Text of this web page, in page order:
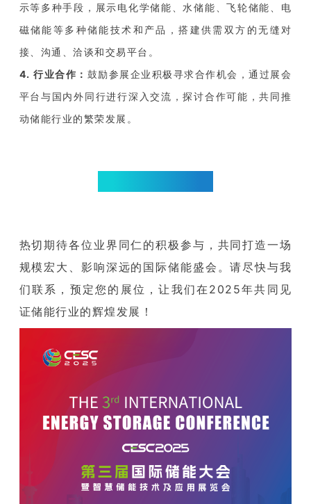
示等多种手段，展示电化学储能、水储能、飞轮储能、电
磁储能等多种储能技术和产品，搭建供需双方的无缝对
接、沟通、洽谈和交易平台。
4. 行业合作： 鼓励参展企业积极寻求合作机会，通过展会
平台与国内外同行进行深入交流，探讨合作可能，共同推
动储能行业的繁荣发展。
热切期待各位业界同仁的积极参与，共同打造一场
规模宏大、影响深远的国际储能盛会。请尽快与我
们联系，预定您的展位，让我们在2025年共同见
证储能行业的辉煌发展！